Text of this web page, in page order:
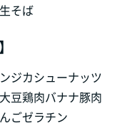
そば
ジカシューナッツ
大豆鶏肉バナナ豚肉
ごゼラチン